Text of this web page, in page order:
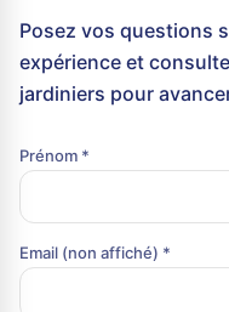
Posez vos questions
expérience et
jardiniers pour
Prénom *
Email (non affiché) *